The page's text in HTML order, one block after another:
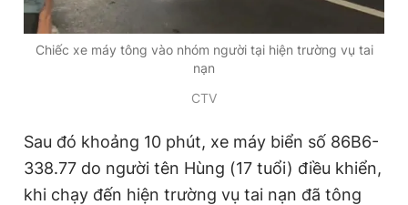
Chiếc xe máy tông vào nhóm người tại hiện trường vụ tai
nạn
CTV
Sau đó khoảng 10 phút, xe máy biển số 86B6-
338.77 do người tên Hùng (17 tuổi) điều khiển,
khi chạy đến hiện trường vụ tai nạn đã tông